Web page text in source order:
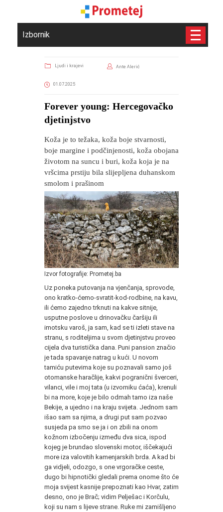
Izbornik
Ljudi i krajevi Ante Alerić
01.07.2025
​Forever young: Hercegovačko
djetinjstvo
Koža je to težaka, koža boje stvarnosti,
boje margine i podčinjenosti, koža obojana
životom na suncu i buri, koža koja je na
vršcima prstiju bila slijepljena duhanskom
smolom i prašinom
Izvor fotografije: Prometej.ba
Uz poneka putovanja na vjenčanja, sprovode,
ono kratko-ćemo-svratit-kod-rodbine, na kavu,
ili ćemo zajedno trknuti na kakve sitnije,
usputne poslove u drinovačku čaršiju ili
imotsku varoš, ja sam, kad se ti izleti stave na
stranu, s roditeljima u svom djetinjstvu proveo
cijela dva turistička dana. Puni pansion značio
je tada spavanje natrag u kući. U novom
tamiću putevima koje su poznavali samo još
otomanske haračlije, kakvi pogranični šverceri,
vilanci, vile i moj tata (u izvorniku ćaća), krenuli
bi na more, koje je bilo odmah tamo iza naše
Bekije, a ujedno i na kraju svijeta. Jednom sam
išao sam sa njima, a drugi put sam pozvao
susjeda pa smo se ja i on zbili na onom
kožnom izbočenju između dva sica, ispod
kojeg je brundao slovenski motor, iščekajući
more iza valovitih kamenjarskih brda. A kad bi
ga vidjeli, odozgo, s one vrgoračke ceste,
dugo bi hipnotički gledali prema onome što će
moja svijest kasnije prepoznati kao Hvar, zatim
desno, ono je Brač; vidim Pelješac i Korčulu,
koji su nam s lijeve strane. Ruke mi zamišljeno